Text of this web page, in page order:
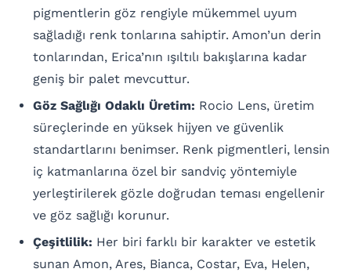
pigmentlerin göz rengiyle mükemmel uyum
sağladığı renk tonlarına sahiptir. Amon’un derin
tonlarından, Erica’nın ışıltılı bakışlarına kadar
geniş bir palet mevcuttur.
Göz Sağlığı Odaklı Üretim: Rocio Lens, üretim
süreçlerinde en yüksek hijyen ve güvenlik
standartlarını benimser. Renk pigmentleri, lensin
iç katmanlarına özel bir sandviç yöntemiyle
yerleştirilerek gözle doğrudan teması engellenir
ve göz sağlığı korunur.
Çeşitlilik: Her biri farklı bir karakter ve estetik
sunan Amon, Ares, Bianca, Costar, Eva, Helen,